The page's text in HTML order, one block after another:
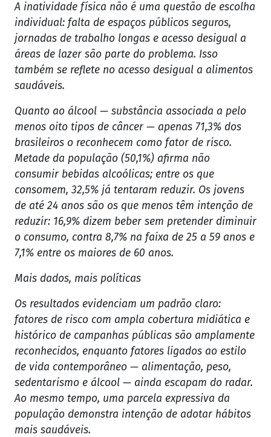
A inatividade física não é uma questão de escolha
individual: falta de espaços públicos seguros,
jornadas de trabalho longas e acesso desigual a
áreas de lazer são parte do problema. Isso
também se reflete no acesso desigual a alimentos
saudáveis.
Quanto ao álcool — substância associada a pelo
menos oito tipos de câncer — apenas 71,3% dos
brasileiros o reconhecem como fator de risco.
Metade da população (50,1%) afirma não
consumir bebidas alcoólicas; entre os que
consomem, 32,5% já tentaram reduzir. Os jovens
de até 24 anos são os que menos têm intenção de
reduzir: 16,9% dizem beber sem pretender diminuir
o consumo, contra 8,7% na faixa de 25 a 59 anos e
7,1% entre os maiores de 60 anos.
Mais dados, mais políticas
Os resultados evidenciam um padrão claro:
fatores de risco com ampla cobertura midiática e
histórico de campanhas públicas são amplamente
reconhecidos, enquanto fatores ligados ao estilo
de vida contemporâneo — alimentação, peso,
sedentarismo e álcool — ainda escapam do radar.
Ao mesmo tempo, uma parcela expressiva da
população demonstra intenção de adotar hábitos
mais saudáveis.